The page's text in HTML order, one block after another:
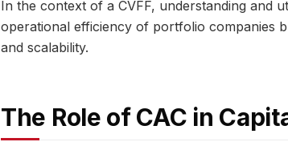
In the context of a CVFF, understanding and
operational efficiency of portfolio companies
and scalability.
The Role of CAC in